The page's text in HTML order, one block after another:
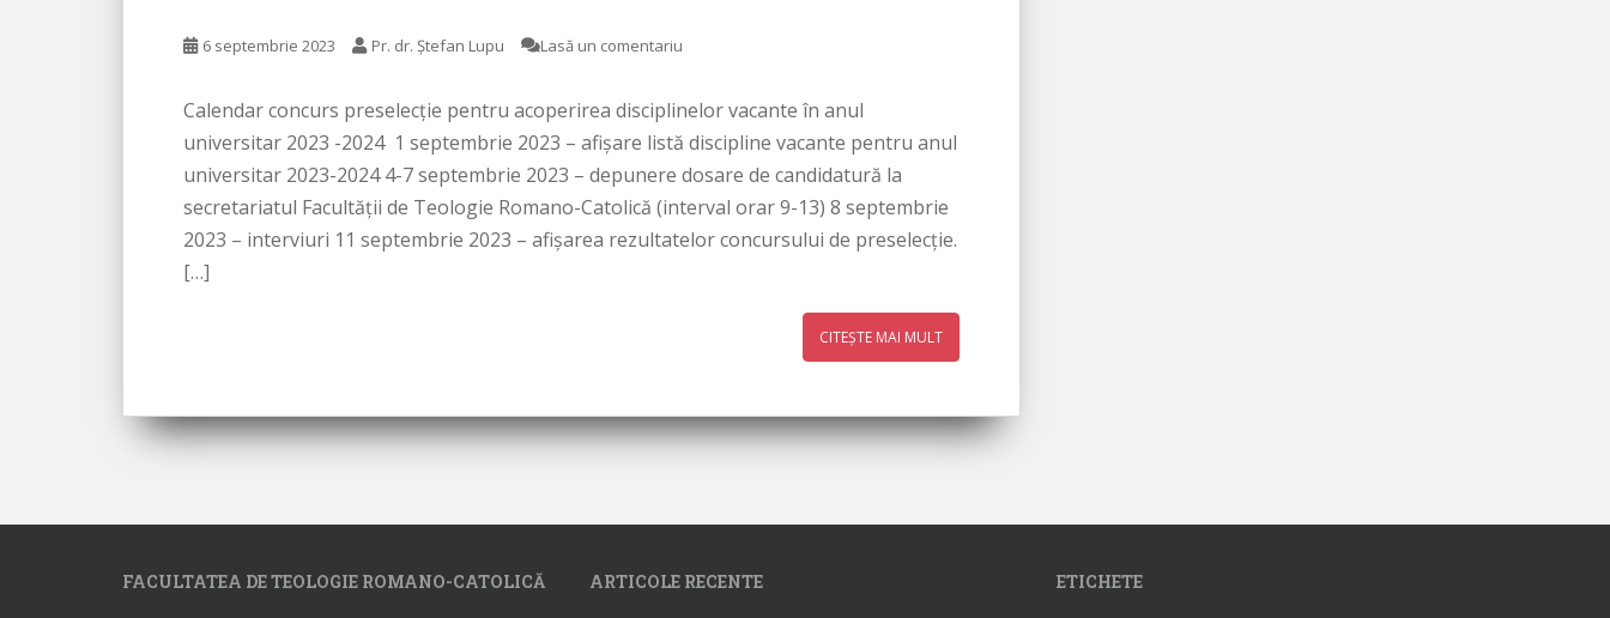
6 septembrie 2023 Pr. dr. Ștefan Lupu Lasă un comentariu
Calendar concurs preselecţie pentru acoperirea disciplinelor vacante în anul
universitar 2023 -2024 1 septembrie 2023 – afișare listă discipline vacante pentru anul
universitar 2023-2024 4-7 septembrie 2023 – depunere dosare de candidatură la
secretariatul Facultății de Teologie Romano-Catolică (interval orar 9-13) 8 septembrie
2023 – interviuri 11 septembrie 2023 – afişarea rezultatelor concursului de preselecţie.
[…]
CITEȘTE MAI MULT
FACULTATEA DE TEOLOGIE ROMANO-CATOLICĂ ARTICOLE RECENTE ETICHETE